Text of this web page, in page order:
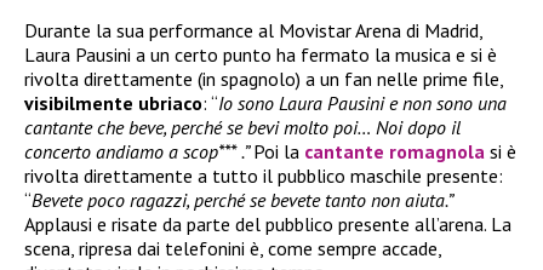
Durante la sua performance al Movistar Arena di Madrid,
Laura Pausini a un certo punto ha fermato la musica e si è
rivolta direttamente (in spagnolo) a un fan nelle prime file,
visibilmente ubriaco: “Io sono Laura Pausini e non sono una
cantante che beve, perché se bevi molto poi… Noi dopo il
concerto andiamo a scop*** .”Poi la cantante romagnola si è
rivolta direttamente a tutto il pubblico maschile presente:
“Bevete poco ragazzi, perché se bevete tanto non aiuta.”
Applausi e risate da parte del pubblico presente all’arena. La
scena, ripresa dai telefonini è, come sempre accade,